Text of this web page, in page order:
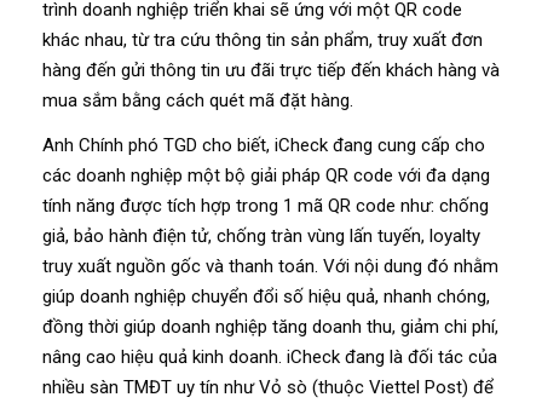
trình doanh nghiệp triển khai sẽ ứng với một QR code
khác nhau, từ tra cứu thông tin sản phẩm, truy xuất đơn
hàng đến gửi thông tin ưu đãi trực tiếp đến khách hàng và
mua sắm bằng cách quét mã đặt hàng.
Anh Chính phó TGD cho biết, iCheck đang cung cấp cho
các doanh nghiệp một bộ giải pháp QR code với đa dạng
tính năng được tích hợp trong 1 mã QR code như: chống
giả, bảo hành điện tử, chống tràn vùng lấn tuyến, loyalty
truy xuất nguồn gốc và thanh toán. Với nội dung đó nhằm
giúp doanh nghiệp chuyển đổi số hiệu quả, nhanh chóng,
đồng thời giúp doanh nghiệp tăng doanh thu, giảm chi phí,
nâng cao hiệu quả kinh doanh. iCheck đang là đối tác của
nhiều sàn TMĐT uy tín như Vỏ sò (thuộc Viettel Post) để